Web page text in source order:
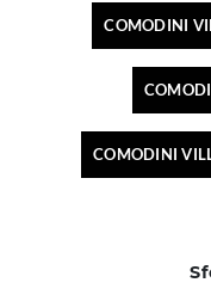
COMODINI
COMODINI